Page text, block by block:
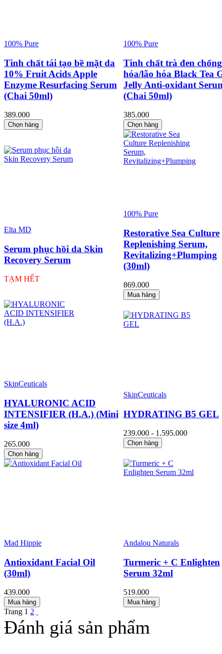
100% Pure
Tinh chất tái tạo bề mặt da
10% Fruit Acids Apple
Enzyme Resurfacing Serum
(Chai 50ml)
389.000
Chọn hàng
100% Pure
Tinh chất trà đen
hóa/lão hóa Black Tea
Jelly Anti-oxidant
(Chai 50ml)
385.000
Chọn hàng
Elta MD
Serum phục hồi da Skin
Recovery Serum
TẠM HẾT
100% Pure
Restorative Sea Culture
Replenishing Serum,
Revitalizing+Plumping
(30ml)
869.000
Mua hàng
SkinCeuticals
HYALURONIC ACID
INTENSIFIER (H.A.) (Mini
size 4ml)
265.000
Chọn hàng
SkinCeuticals
HYDRATING B5 GEL
239.000 - 1.595.000
Chọn hàng
Mad Hippie
Antioxidant Facial Oil
(30ml)
439.000
Mua hàng
Andalou Naturals
Turmeric + C Enlighten
Serum 32ml
519.000
Mua hàng
Trang 1 2
Đánh giá sản phẩm